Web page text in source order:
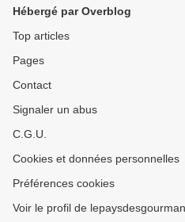
Hébergé par Overblog
Top articles
Pages
Contact
Signaler un abus
C.G.U.
Cookies et données personnelles
Préférences cookies
Voir le profil de